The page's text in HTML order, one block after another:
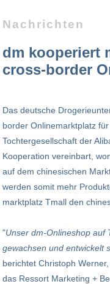
Nachrichten
dm kooperiert
cross-border
Das deutsche
border Onlinemarktplatz
Tochtergesellschaft der
Kooperation vereinbart,
auf dem chinesischen
werden somit mehr
markt­platz Tmall den
"Unser dm-Onlineshop auf
gewachsen und entwickelt
berichtet Christoph
das Ressort Marketing +